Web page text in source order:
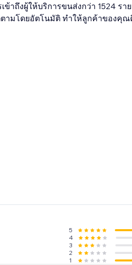
าถึงผู้ให้บริการขนส่งกว่า 1524 รา
ตามโดยอัตโนมัติ ทำให้ลูกค้าของคุ
5
4
3
2
1